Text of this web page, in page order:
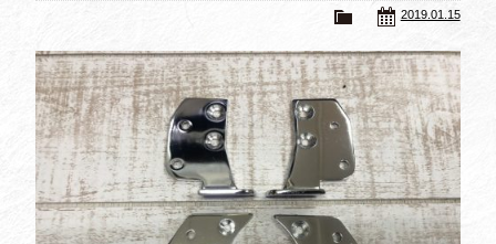
2019.01.15